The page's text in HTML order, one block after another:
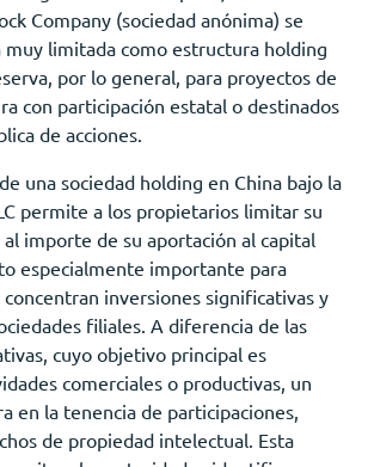
Company (sociedad anónima) se
limitada como estructura holding
por lo general, para proyectos de
con participación estatal o destinados
de acciones.
una sociedad holding en China bajo la
permite a los propietarios limitar su
importe de su aportación al capital
especialmente importante para
inversiones significativas y
filiales. A diferencia de las
cuyo objetivo principal es
comerciales o productivas, un
en la tenencia de participaciones,
de propiedad intelectual. Esta